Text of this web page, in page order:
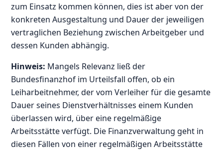
zum Einsatz kommen können, dies ist aber von der
konkreten Ausgestaltung und Dauer der jeweiligen
vertraglichen Beziehung zwischen Arbeitgeber und
dessen Kunden abhängig.
Hinweis: Mangels Relevanz ließ der
Bundesfinanzhof im Urteilsfall offen, ob ein
Leiharbeitnehmer, der vom Verleiher für die gesamte
Dauer seines Dienstverhältnisses einem Kunden
überlassen wird, über eine regelmäßige
Arbeitsstätte verfügt. Die Finanzverwaltung geht in
diesen Fällen von einer regelmäßigen Arbeitsstätte